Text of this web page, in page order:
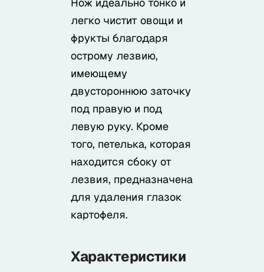
легко чистит овощи и
фрукты благодаря
острому лезвию,
имеющему
двустороннюю заточку
под правую и под
левую руку. Кроме
того, петелька, которая
находится сбоку от
лезвия, предназначена
для удаления глазок
картофеля.
Характеристики